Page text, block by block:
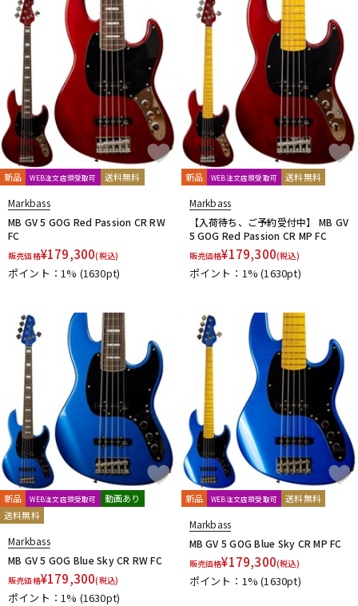
新品 WEB注文店頭受取可 送料無料
Markbass
MB GV 5 GOG Red Passion CR RW
FC
販売価格¥179,300(税込)
ポイント：1% (1630pt)
新品 WEB注文店頭受取可 送料無料
Markbass
【入荷待ち、ご予約受付中】 MB GV
5 GOG Red Passion CR MP FC
販売価格¥179,300(税込)
ポイント：1%(1630pt)
新品 WEB注文店頭受取可
動画あり
送料無料
Markbass
MB GV 5 GOG Blue Sky CR RW FC
販売価格¥179,300(税込)
ポイント：1% (1630pt)
新品 WEB注文店頭受取可 送料無料
Markbass
MB GV 5 GOG Blue Sky CR MP FC
販売価格¥179,300(税込)
ポイント：1%(1630pt)